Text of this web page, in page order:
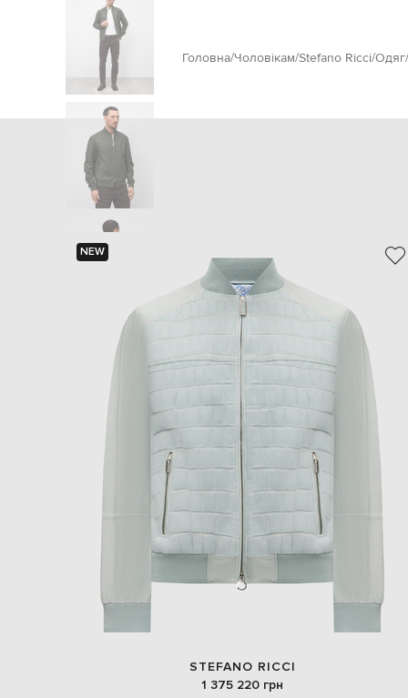
Головна Чоловікам Stefano Ricci Одяг
NEW
STEFANO RICCI
1 375 220 грн